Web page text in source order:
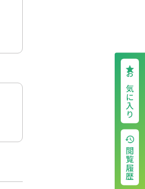
お気に入り
閲覧履歴